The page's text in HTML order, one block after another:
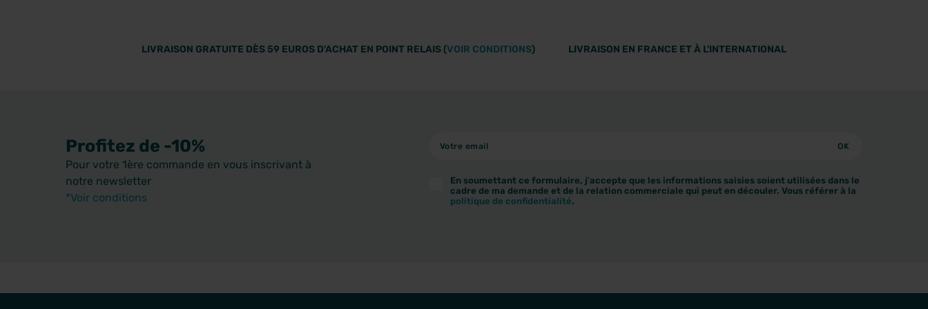
LIVRAISON GRATUITE DÈS 59 EUROS D'ACHAT EN POINT RELAIS (VOIR CONDITIONS) LIVRAISON EN FRANCE ET À L'INTERNATIONAL
Profitez de -10%
Pour votre 1ère commande en vous inscrivant à
notre newsletter
*Voir conditions
En soumettant ce formulaire, j'accepte que les informations saisies soient utilisées dans le
cadre de ma demande et de la relation commerciale qui peut en découler. Vous référer à la
politique de confidentialité.